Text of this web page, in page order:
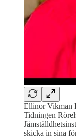
Ellinor Vikman
Tidningen
skicka in sina